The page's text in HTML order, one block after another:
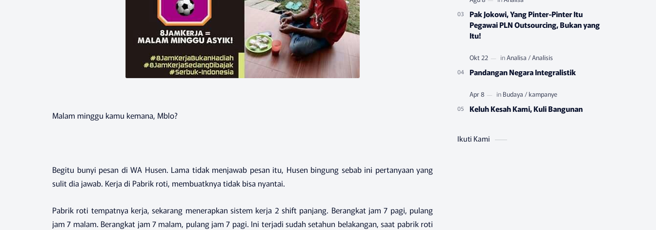
Malam minggu kamu kemana, Mblo?
Begitu bunyi pesan di WA Husen. Lama tidak menjawab pesan itu, Husen bingung sebab ini pertanyaan yang
sulit dia jawab. Kerja di Pabrik roti, membuatknya tidak bisa nyantai.
Pabrik roti tempatnya kerja, sekarang menerapkan sistem kerja 2 shift panjang. Berangkat jam 7 pagi, pulang
jam 7 malam. Berangkat jam 7 malam, pulang jam 7 pagi. Ini terjadi sudah setahun belakangan, saat pabrik roti
Pak Jokowi, Yang Pinter-Pinter Itu
Pegawai PLN Outsourcing, Bukan yang
Itu!
Pandangan Negara Integralistik
Keluh Kesah Kami, Kuli Bangunan
Ikuti Kami